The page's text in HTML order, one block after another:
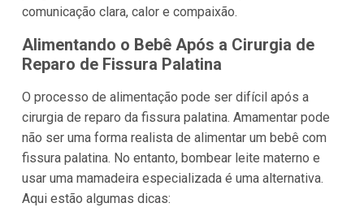
comunicação clara, calor e compaixão.
Alimentando o Bebê Após a Cirurgia de
Reparo de Fissura Palatina
O processo de alimentação pode ser difícil após a
cirurgia de reparo da fissura palatina. Amamentar pode
não ser uma forma realista de alimentar um bebê com
fissura palatina. No entanto, bombear leite materno e
usar uma mamadeira especializada é uma alternativa.
Aqui estão algumas dicas: